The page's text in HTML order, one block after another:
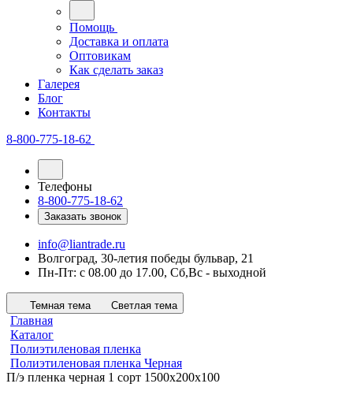
Помощь
Доставка и оплата
Оптовикам
Как сделать заказ
Галерея
Блог
Контакты
8-800-775-18-62
Телефоны
8-800-775-18-62
Заказать звонок
info@liantrade.ru
Волгоград, 30-летия победы бульвар, 21
Пн-Пт: c 08.00 до 17.00, Cб,Вс - выходной
Темная тема Светлая тема
Главная
Каталог
Полиэтиленовая пленка
Полиэтиленовая пленка Черная
П/э пленка черная 1 сорт 1500х200х100